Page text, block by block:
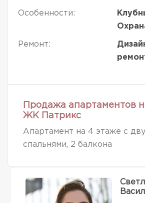
Особенности:
Ремонт:
Продажа апартаментов
ЖК Патрикс
Апартамент на 4 этаже с
спальнями, 2 балкона